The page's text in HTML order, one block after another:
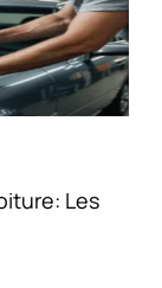
Les